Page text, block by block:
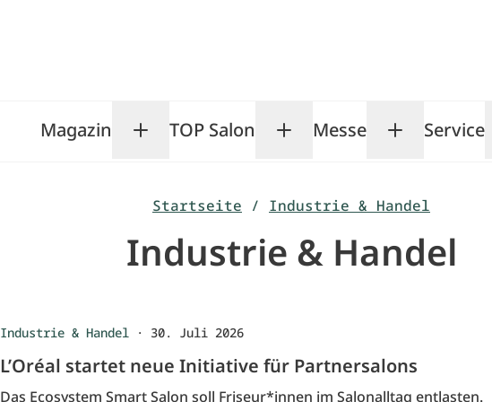
Magazin Toggle Magazin submenu
TOP Salon Toggle TOP Salon
Messe ToggleService
Startseite / Industrie & Handel
Industrie & Handel
Industrie & Handel · 30. Juli 2026
L’Oréal startet neue Initiative für Partnersalons
Das Ecosystem Smart Salon soll Friseur*innen im Salonalltag entlasten.